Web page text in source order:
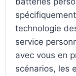
technologie
service
avec vous en
scénarios, les